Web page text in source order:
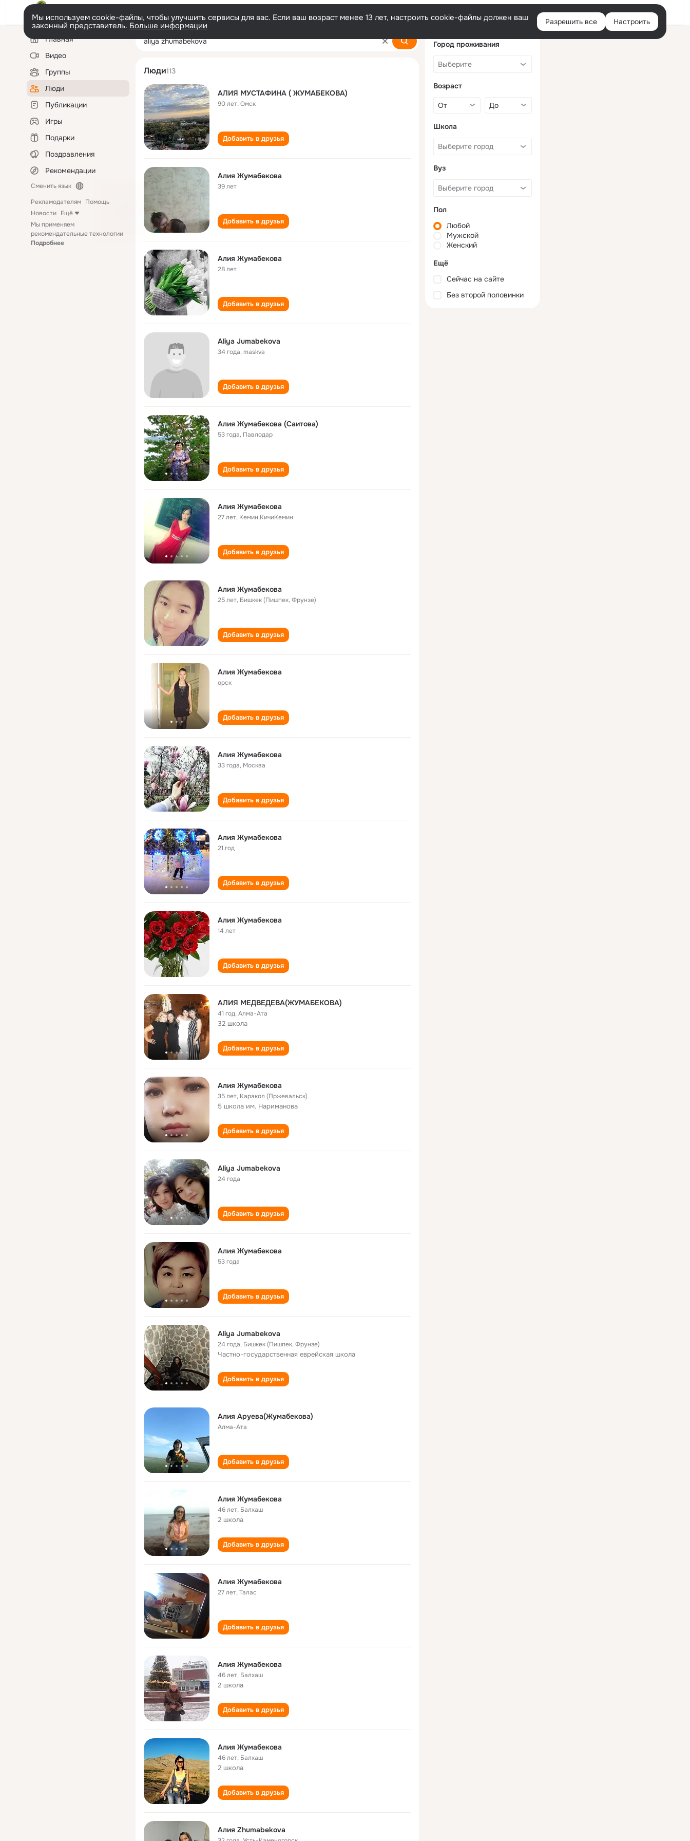
Войти
Мы используем cookie-файлы, чтобы улучшить сервисы для вас. Если ваш возраст менее 13 лет, настроить cookie-файлы должен ваш
законный представитель. Больше информации Разрешить все Настроить
Левая
колонкаГлавная
Видео
Группы
Люди
Публикации
Игры
Подарки
Поздравления
Рекомендации
Сменить язык
Рекламодателям Помощь
Новости Ещё
Мы применяем
рекомендательные технологии
Подробнее
aliya zhumabekova
Люди113
АЛИЯ МУСТАФИНА ( ЖУМАБЕКОВА)
90 лет,Омск
Добавить в друзья
Алия Жумабекова
39 лет
Добавить в друзья
Алия Жумабекова
28 лет
Добавить в друзья
Aliya Jumabekova
34 года,maskva
Добавить в друзья
Алия Жумабекова (Саитова)
53 года, Павлодар
Добавить в друзья
Алия Жумабекова
27 лет, Кемин,КичиКемин
Добавить в друзья
Алия Жумабекова
25 лет, Бишкек (Пишпек, Фрунзе)
Добавить в друзья
Алия Жумабекова
орск
Добавить в друзья
Алия Жумабекова
33 года, Москва
Добавить в друзья
Алия Жумабекова
21 год
Добавить в друзья
Алия Жумабекова
14 лет
Добавить в друзья
АЛИЯ МЕДВЕДЕВА(ЖУМАБЕКОВА)
41 год,Алма-Ата
32 школа
Добавить в друзья
Алия Жумабекова
35 лет, Каракол (Пржевальск)
5 школа им. Нариманова
Добавить в друзья
Aliya Jumabekova
24 года
Добавить в друзья
Алия Жумабекова
53 года
Добавить в друзья
Aliya Jumabekova
24 года, Бишкек (Пишпек, Фрунзе)
Частно-государственная еврейская школа
Добавить в друзья
Алия Аруева(Жумабекова)
Алма-Ата
Добавить в друзья
Алия Жумабекова
46 лет, Балхаш
2 школа
Добавить в друзья
Алия Жумабекова
27 лет,Талас
Добавить в друзья
Алия Жумабекова
46 лет, Балхаш
2 школа
Добавить в друзья
Алия Жумабекова
46 лет, Балхаш
2 школа
Добавить в друзья
Алия Zhumabekova
Город проживания
Возраст
Школа
Вуз
Пол
Любой
Мужской
Женский
Ещё
Сейчас на сайте
Без второй половинки